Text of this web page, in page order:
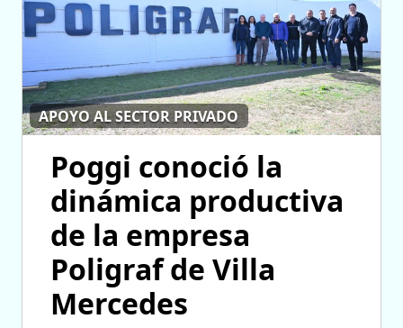
APOYO AL SECTOR PRIVADO
Poggi conoció la
dinámica productiva
de la empresa
Poligraf de Villa
Mercedes